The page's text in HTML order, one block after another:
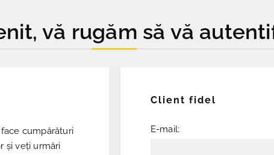
vă rugăm să vă
cumpărături
și veți urmări
Client fidel
E-mail: